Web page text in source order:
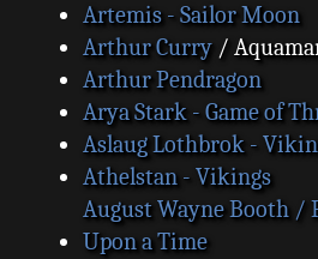
Artemis - Sailor Moon
Arthur Curry/
Arthur Pendragon
Arya Stark - Game of
Aslaug Lothbrok -
Athelstan - Vikings
August Wayne Booth /
Upon a Time